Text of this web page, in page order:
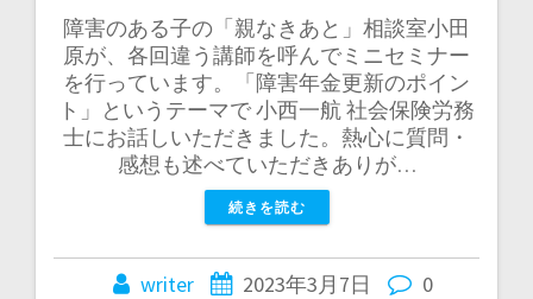
障害のある子の「親なきあと」相談室小田
原が、各回違う講師を呼んでミニセミナー
を行っています。「障害年金更新のポイン
ト」というテーマで 小西一航 社会保険労務
士にお話しいただきました。熱心に質問・
感想も述べていただきありが…
続きを読む
writer 2023年3月7日 0